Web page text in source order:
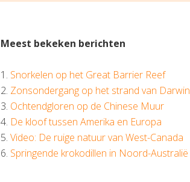
Meest bekeken berichten
1. Snorkelen op het Great Barrier Reef
2. Zonsondergang op het strand van Darwin
3. Ochtendgloren op de Chinese Muur
4. De kloof tussen Amerika en Europa
5. Video: De ruige natuur van West-Canada
6. Springende krokodillen in Noord-Australië